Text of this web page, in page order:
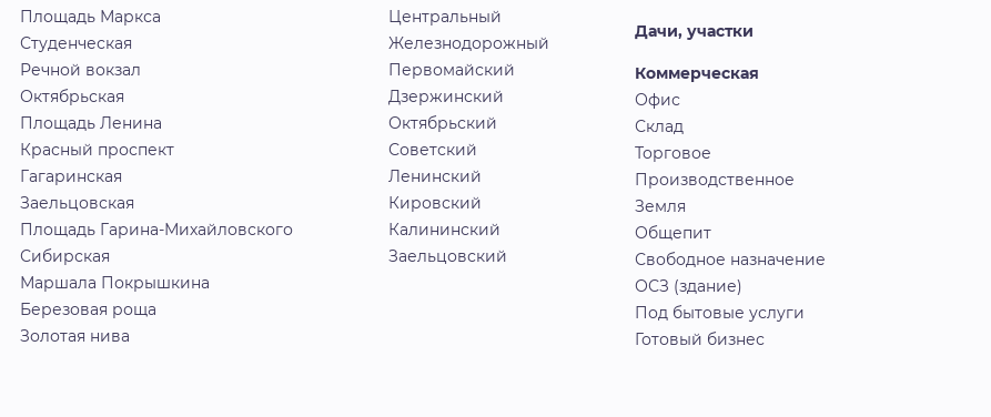
Площадь Маркса
Студенческая
Речной вокзал
Октябрьская
Площадь Ленина
Красный проспект
Гагаринская
Заельцовская
Площадь Гарина-Михайловского
Сибирская
Маршала Покрышкина
Березовая роща
Золотая нива
Центральный
Железнодорожный
Первомайский
Дзержинский
Октябрьский
Советский
Ленинский
Кировский
Калининский
Заельцовский
Дачи, участки
Коммерческая
Офис
Склад
Торговое
Производственное
Земля
Общепит
Свободное назначение
ОСЗ (здание)
Под бытовые услуги
Готовый бизнес